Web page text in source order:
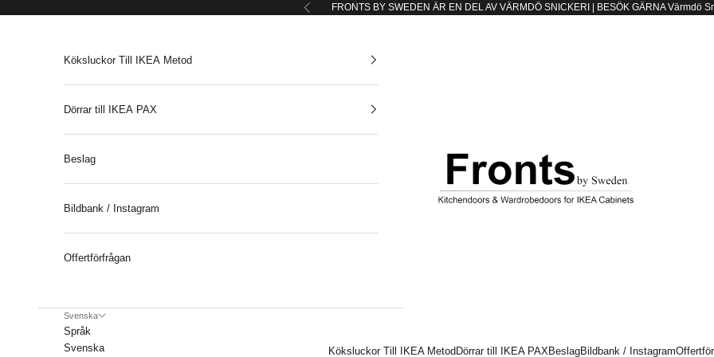
FöregåendeFRONTS BY SWEDEN ÄR EN DEL AV VÄRMDÖ SNICKERI | BESÖK GÄRNAVärmdö
Fronts by Sweden
Köksluckor Till IKEA Metod Dörrar till IKEA PAXBeslagBildbank / Instagram
Köksluckor Till IKEA Metod
Dörrar till IKEA PAX
Beslag
Bildbank / Instagram
Offertförfrågan
Svenska
Språk
Svenska